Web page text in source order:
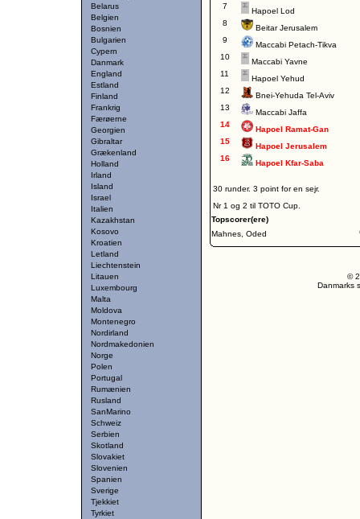
Belarus
Belgien
Bosnien
Bulgarien
Cypern
Danmark
England
Estland
Finland
Frankrig
Færøerne
Georgien
Gibraltar
Grækenland
Holland
Irland
Island
Israel
Italien
Kazakhstan
Kosovo
Kroatien
Letland
Liechtenstein
Litauen
Luxembourg
Malta
Moldova
Montenegro
Nordirland
Nordmakedonien
Norge
Polen
Portugal
Rumænien
Rusland
SanMarino
Schweiz
Serbien
Skotland
Slovakiet
Slovenien
Spanien
Sverige
Tjekkiet
Tyrkiet
7
Hapoel Lod
8
Beitar Jerusalem
9
Maccabi Petach-Tikva
10
Maccabi Yavne
11
Hapoel Yehud
12
Bnei-Yehuda Tel-Aviv
13
Maccabi Jaffa
14
Hapoel Ramat-Gan
15
Hapoel Jerusalem
16
Hapoel Kfar-Saba
30 runder. 3 point for en sejr.
Nr 1 og 2 til TOTO Cup.
Topscorer(ere)
Mahnes, Oded
©
Danmarks